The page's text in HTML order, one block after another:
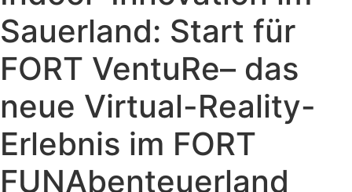
Sauerland: Start für
FORT VentuRe– das
neue Virtual-Reality-
Erlebnis im FORT
FUNAbenteuerland